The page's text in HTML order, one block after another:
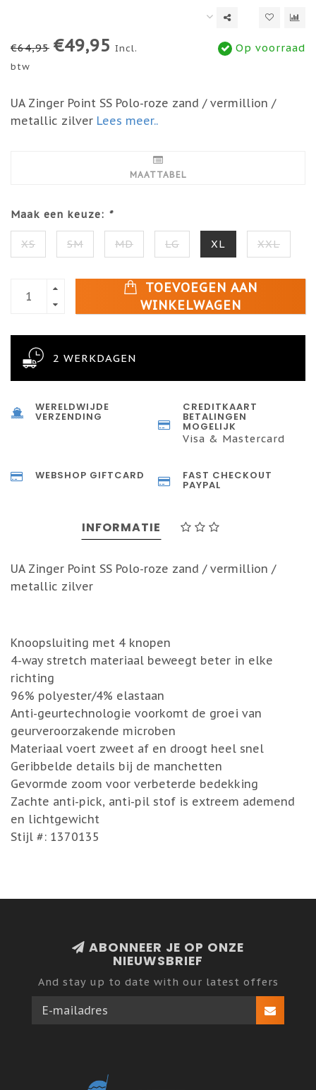
€64,95 €49,95 Incl.
btw
Op voorraad
UA Zinger Point SS Polo-roze zand / vermillion /
metallic zilver Lees meer..
MAATTABEL
Maak een keuze: *
XS SM MD LG XL XXL
TOEVOEGEN AAN
WINKELWAGEN
2 WERKDAGEN
WERELDWIJDE
VERZENDING
CREDITKAART
BETALINGEN
MOGELIJK
Visa & Mastercard
WEBSHOP GIFTCARD FAST CHECKOUT
PAYPAL
INFORMATIE
UA Zinger Point SS Polo-roze zand / vermillion /
metallic zilver
Knoopsluiting met 4 knopen
4-way stretch materiaal beweegt beter in elke
richting
96% polyester/4% elastaan
Anti-geurtechnologie voorkomt de groei van
geurveroorzakende microben
Materiaal voert zweet af en droogt heel snel
Geribbelde details bij de manchetten
Gevormde zoom voor verbeterde bedekking
Zachte anti-pick, anti-pil stof is extreem ademend
en lichtgewicht
Stijl #: 1370135
ABONNEER JE OP ONZE
NIEUWSBRIEF
And stay up to date with our latest offers